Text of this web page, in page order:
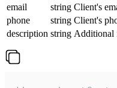
email
string Client's
phone
string Client's
description string Additional